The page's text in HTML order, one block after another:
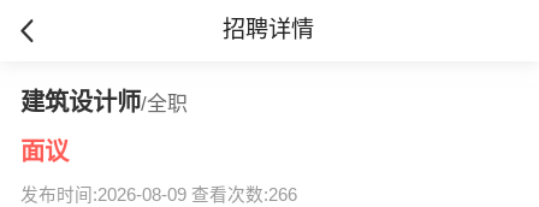
招聘详情
建筑设计师/全职
面议
发布时间:2026-08-09 查看次数:266